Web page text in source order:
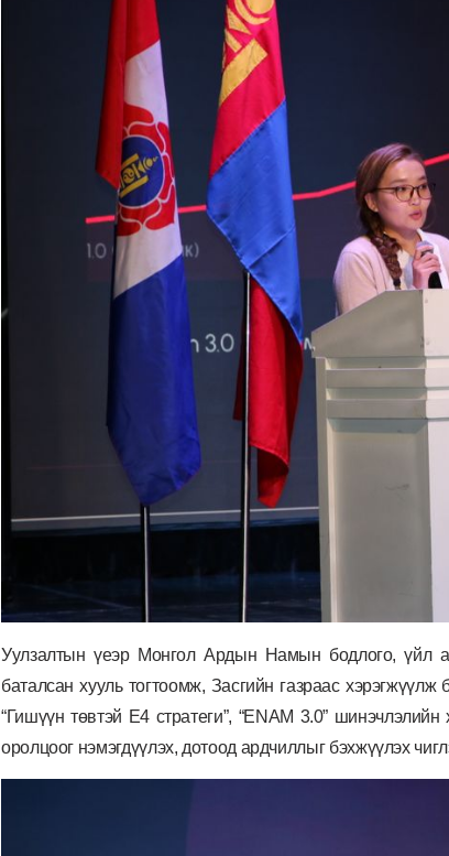
Уулзалтын үеэр Монгол Ардын Намын бодлого, үйл
баталсан хууль тогтоомж, Засгийн газраас
“Гишүүн төвтэй Е4 стратеги”, “ENAM 3.0” шинэчлэлийн
оролцоог нэмэгдүүлэх, дотоод ардчиллыг бэхжүүлэх